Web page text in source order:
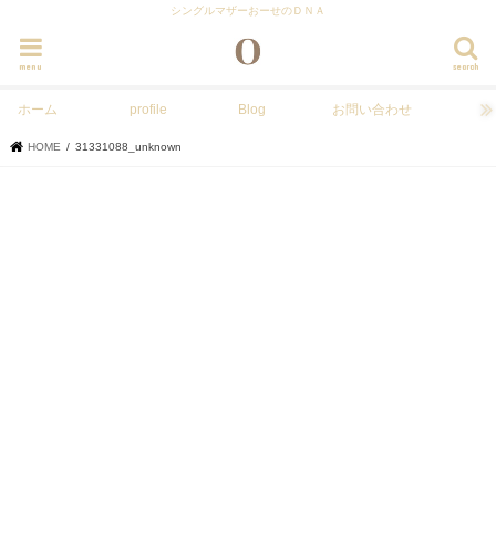
シングルマザーおーせのＤＮＡ
search
menu
ホーム profile Blog お問い合わせ
HOME 31331088_unknown